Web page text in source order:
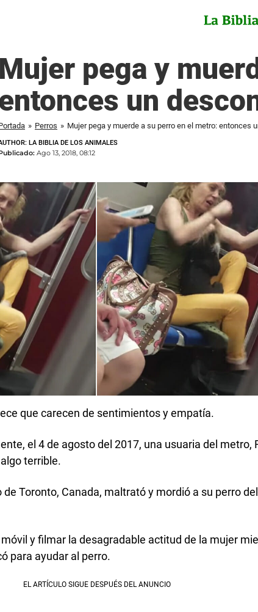
Mujer pega y
un
» Perros » Mujer pega y muerde a su perro en el metro: entonces
LA BIBLIA DE LOS ANIMALES
Ago 13, 2018, 08:12
que carecen de sentimientos y empatía.
el 4 de agosto del 2017, una usuaria del metro,
terrible.
Toronto, Canada, maltrató y mordió a su perro
y filmar la desagradable actitud de la mujer
para ayudar al perro.